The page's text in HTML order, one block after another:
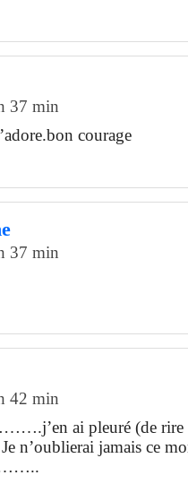
37 min
courage
37 min
42 min
ai pleuré (de rire
n’oublierai jamais ce